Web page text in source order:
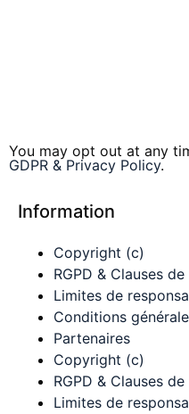
You may opt out at any
GDPR & Privacy Policy.
Information
Copyright (c)
RGPD & Clauses
Limites de
Conditions
Partenaires
Copyright (c)
RGPD & Clauses
Limites de